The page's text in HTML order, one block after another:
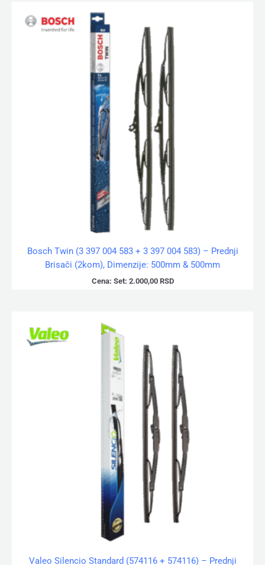
Bosch Twin (3 397 004 583 + 3 397 004 583) – Prednji
Brisači (2kom), Dimenzije: 500mm & 500mm
Cena: Set: 2.000,00 RSD
Valeo Silencio Standard (574116 + 574116) – Prednji